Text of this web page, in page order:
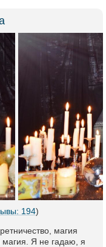
194)
магия
магия. Я не гадаю, я